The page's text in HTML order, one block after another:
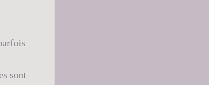
sont